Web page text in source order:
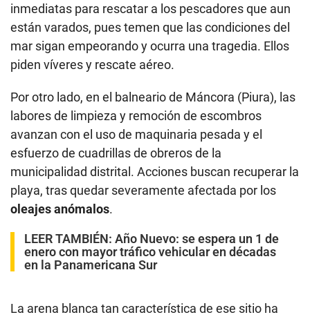
inmediatas para rescatar a los pescadores que aun
están varados, pues temen que las condiciones del
mar sigan empeorando y ocurra una tragedia. Ellos
piden víveres y rescate aéreo.
Por otro lado, en el balneario de Máncora (Piura), las
labores de limpieza y remoción de escombros
avanzan con el uso de maquinaria pesada y el
esfuerzo de cuadrillas de obreros de la
municipalidad distrital. Acciones buscan recuperar la
playa, tras quedar severamente afectada por los
oleajes anómalos.
LEER TAMBIÉN: Año Nuevo: se espera un 1 de
enero con mayor tráfico vehicular en décadas
en la Panamericana Sur
La arena blanca tan característica de ese sitio ha